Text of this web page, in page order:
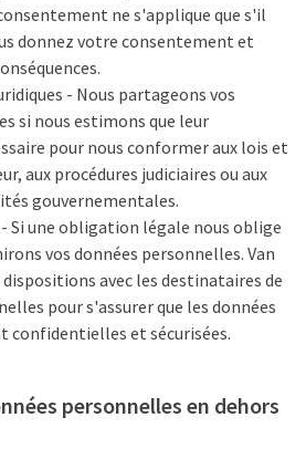
ne s'applique que s'il
donnez votre consentement et
- Nous partageons vos
si nous estimons que leur
pour nous conformer aux lois et
aux procédures judiciaires ou aux
gouvernementales.
Si une obligation légale nous oblige
vos données personnelles. Van
dispositions avec les destinataires de
pour s'assurer que les données
confidentielles et sécurisées.
personnelles en dehors